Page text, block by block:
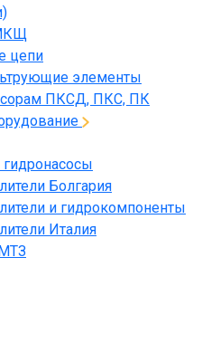
цепи
элементы
ПКСД, ПКС, ПК
Болгария
и гидрокомпоненты
Италия